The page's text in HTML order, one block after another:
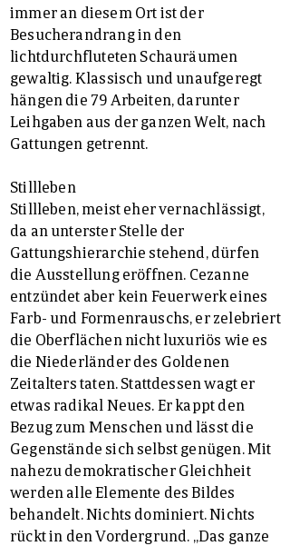
immer an diesem Ort ist der
Besucherandrang in den
lichtdurchfluteten Schauräumen
gewaltig. Klassisch und unaufgeregt
hängen die 79 Arbeiten, darunter
Leihgaben aus der ganzen Welt, nach
Gattungen getrennt.
Stillleben
Stillleben, meist eher vernachlässigt,
da an unterster Stelle der
Gattungshierarchie stehend, dürfen
die Ausstellung eröffnen. Cezanne
entzündet aber kein Feuerwerk eines
Farb- und Formenrauschs, er zelebriert
die Oberflächen nicht luxuriös wie es
die Niederländer des Goldenen
Zeitalters taten. Stattdessen wagt er
etwas radikal Neues. Er kappt den
Bezug zum Menschen und lässt die
Gegenstände sich selbst genügen. Mit
nahezu demokratischer Gleichheit
werden alle Elemente des Bildes
behandelt. Nichts dominiert. Nichts
rückt in den Vordergrund. „Das ganze